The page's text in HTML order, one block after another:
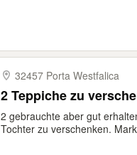
32457 Porta Westfalica
2 gebrauchte aber gut
Tochter zu verschenken.